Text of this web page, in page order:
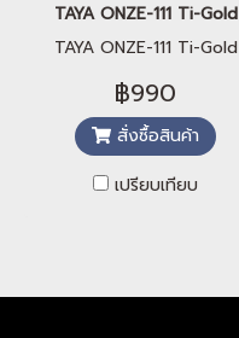
TAYA ONZE-111 Ti-Gold
TAYA ONZE-111 Ti-Gold
฿990
สั่งซื้อสินค้า
เปรียบเทียบ